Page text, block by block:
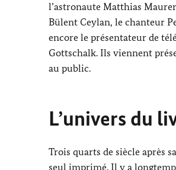
l’astronaute Matthias Maurer
Bülent Ceylan, le chanteur
encore le présentateur de
Gottschalk. Ils viennent
au public.
L’univers du
Trois quarts de siècle après
seul imprimé. Il y a